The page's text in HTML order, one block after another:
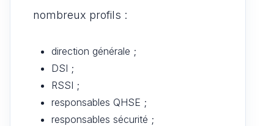
nombreux profils :
direction générale ;
DSI ;
RSSI ;
responsables QHSE ;
responsables sécurité ;